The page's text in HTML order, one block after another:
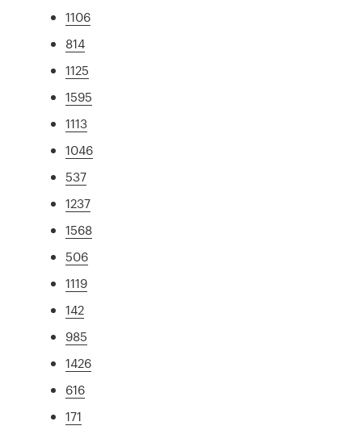
1106
814
1125
1595
1113
1046
537
1237
1568
506
1119
142
985
1426
616
171